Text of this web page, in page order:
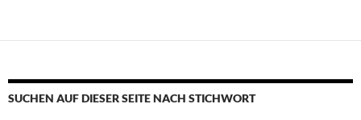
SUCHEN AUF DIESER SEITE NACH STICHWORT